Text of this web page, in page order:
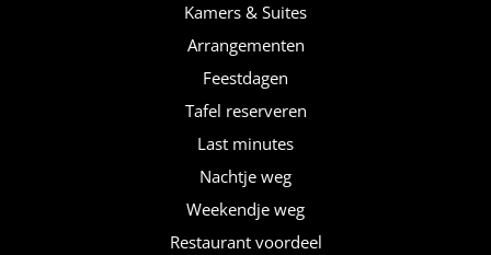
Kamers & Suites
Arrangementen
Feestdagen
Tafel reserveren
Last minutes
Nachtje weg
Weekendje weg
Restaurant voordeel